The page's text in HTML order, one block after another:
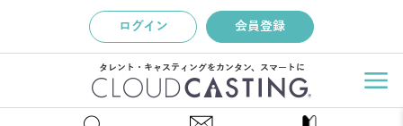
ログイン 会員登録
タレント・キャスティングをカンタン、スマートに